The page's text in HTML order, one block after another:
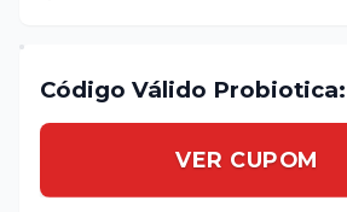
Código Válido
VER CUPOM